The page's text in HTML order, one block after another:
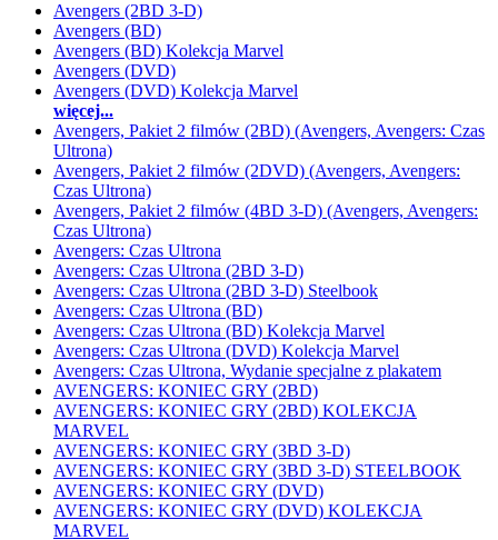
Avengers (2BD 3-D)
Avengers (BD)
Avengers (BD) Kolekcja Marvel
Avengers (DVD)
Avengers (DVD) Kolekcja Marvel
więcej...
Avengers, Pakiet 2 filmów (2BD) (Avengers, Avengers: Czas
Ultrona)
Avengers, Pakiet 2 filmów (2DVD) (Avengers, Avengers:
Czas Ultrona)
Avengers, Pakiet 2 filmów (4BD 3-D) (Avengers, Avengers:
Czas Ultrona)
Avengers: Czas Ultrona
Avengers: Czas Ultrona (2BD 3-D)
Avengers: Czas Ultrona (2BD 3-D) Steelbook
Avengers: Czas Ultrona (BD)
Avengers: Czas Ultrona (BD) Kolekcja Marvel
Avengers: Czas Ultrona (DVD) Kolekcja Marvel
Avengers: Czas Ultrona, Wydanie specjalne z plakatem
AVENGERS: KONIEC GRY (2BD)
AVENGERS: KONIEC GRY (2BD) KOLEKCJA
MARVEL
AVENGERS: KONIEC GRY (3BD 3-D)
AVENGERS: KONIEC GRY (3BD 3-D) STEELBOOK
AVENGERS: KONIEC GRY (DVD)
AVENGERS: KONIEC GRY (DVD) KOLEKCJA
MARVEL